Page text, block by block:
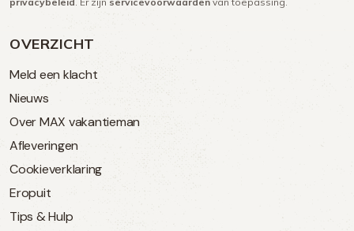
OVERZICHT
Meld een klacht
Nieuws
Over MAX vakantieman
Afleveringen
Cookieverklaring
Eropuit
Tips & Hulp